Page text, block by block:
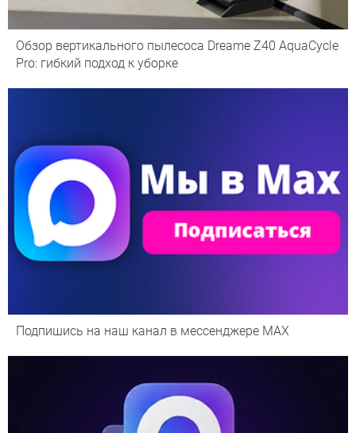
Обзор вертикального пылесоса Dreame Z40 AquaCycle
Pro: гибкий подход к уборке
Подпишись на наш канал в мессенджере МАХ